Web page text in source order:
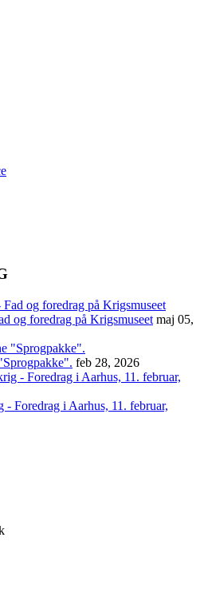
og foredrag på Krigsmuseet maj 05,
feb 28, 2026
- Foredrag i Aarhus, 11. februar,